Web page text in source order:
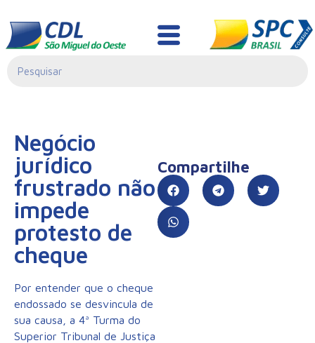
Informativo Jurídico
Negócio
jurídico
frustrado não
impede
protesto de
cheque
Por entender que o cheque
endossado se desvincula de
sua causa, a 4ª Turma do
Superior Tribunal de Justiça
Compartilhe